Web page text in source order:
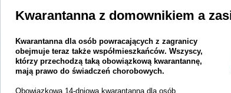
Kwarantanna z domownikiem a
Kwarantanna dla osób powracających z zagranicy
obejmuje teraz także współmieszkańców. Wszyscy,
którzy przechodzą taką obowiązkową kwarantannę,
mają prawo do świadczeń chorobowych.
Obowiązkowa 14-dniowa kwarantanna dla osób